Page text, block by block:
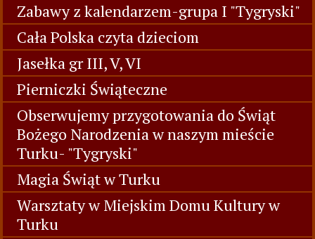
Zabawy z kalendarzem-grupa I "Tygryski"
Cała Polska czyta dzieciom
Jasełka gr III, V, VI
Pierniczki Świąteczne
Obserwujemy przygotowania do Świąt
Bożego Narodzenia w naszym mieście
Turku- "Tygryski"
Magia Świąt w Turku
Warsztaty w Miejskim Domu Kultury w
Turku